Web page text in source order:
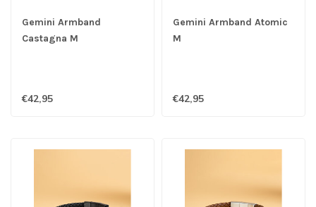
Gemini Armband
Castagna M
€42,95
Gemini Armband Atomic
M
€42,95